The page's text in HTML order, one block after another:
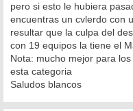
pero si esto le hubiera
encuentras un cvlerdo con
resultar que la culpa del
con 19 equipos la tiene el
Nota: mucho mejor para
esta categoria
Saludos blancos